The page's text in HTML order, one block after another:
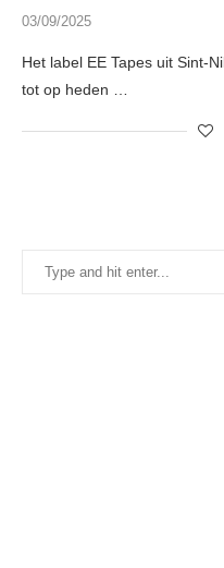
03/09/2025
Het label EE Tapes uit Sint-
tot op heden …